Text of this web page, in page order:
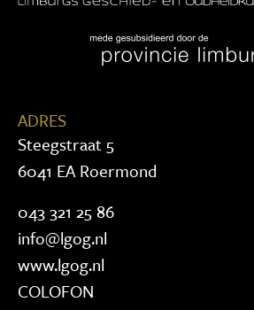
ADRES
Steegstraat 5
6041 EA Roermond
043 321 25 86
info@lgog.nl
www.lgog.nl
COLOFON